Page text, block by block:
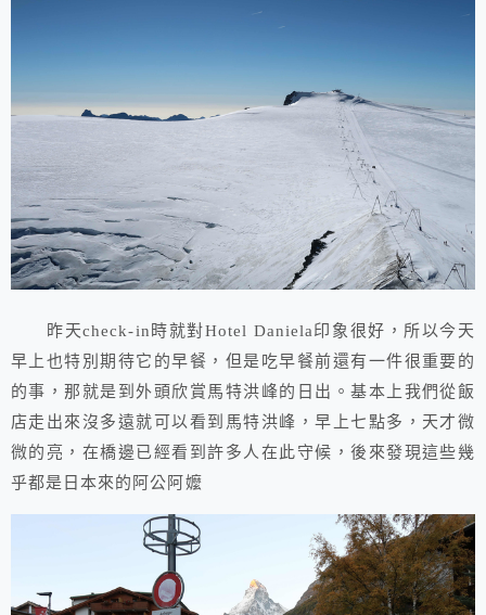
昨天check-in時就對Hotel Daniela印象很好，所以今天
早上也特別期待它的早餐，但是吃早餐前還有一件很重要的
的事，那就是到外頭欣賞馬特洪峰的日出。基本上我們從飯
店走出來沒多遠就可以看到馬特洪峰，早上七點多，天才微
微的亮，在橋邊已經看到許多人在此守候，後來發現這些幾
乎都是日本來的阿公阿嬤